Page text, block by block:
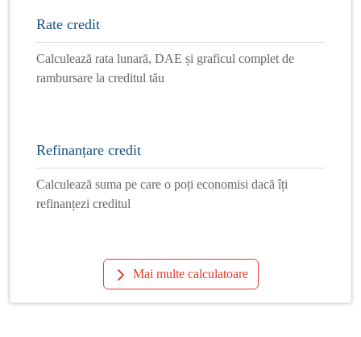
Rate credit
Calculează rata lunară, DAE și graficul complet de
rambursare la creditul tău
Refinanțare credit
Calculează suma pe care o poți economisi dacă îți
refinanțezi creditul
Mai multe calculatoare